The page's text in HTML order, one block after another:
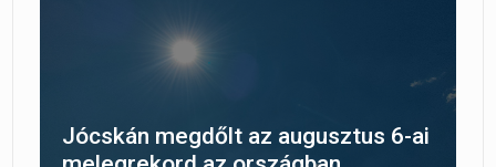
Jócskán megdőlt az augusztus 6-ai